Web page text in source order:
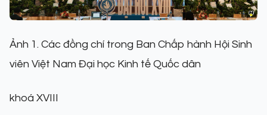
Ảnh 1. Các đồng chí trong Ban Chấp hành Hội Sinh
viên Việt Nam Đại học Kinh tế Quốc dân
khoá XVIII